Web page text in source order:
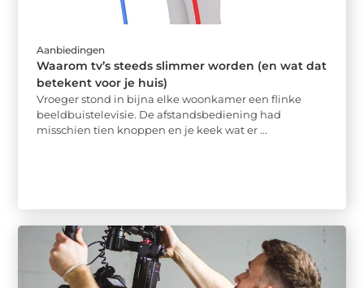
Aanbiedingen
Waarom tv’s steeds slimmer worden (en wat dat
betekent voor je huis)
Vroeger stond in bijna elke woonkamer een flinke
beeldbuistelevisie. De afstandsbediening had
misschien tien knoppen en je keek wat er ...